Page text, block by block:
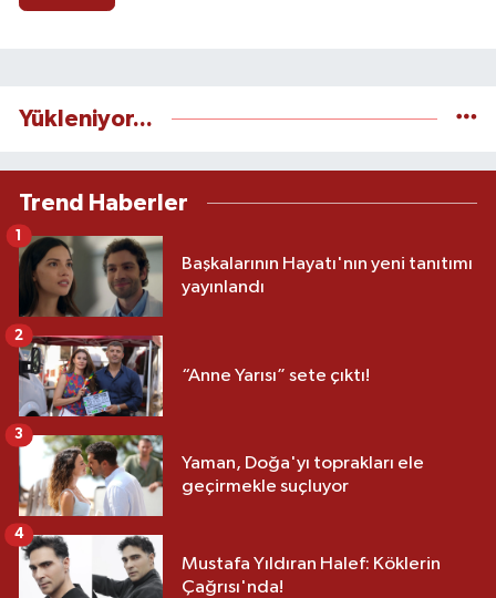
Yükleniyor...
Trend Haberler
Başkalarının Hayatı'nın yeni tanıtımı
yayınlandı
1
“Anne Yarısı” sete çıktı!
2
Yaman, Doğa'yı toprakları ele
geçirmekle suçluyor
3
Mustafa Yıldıran Halef: Köklerin
Çağrısı'nda!
4